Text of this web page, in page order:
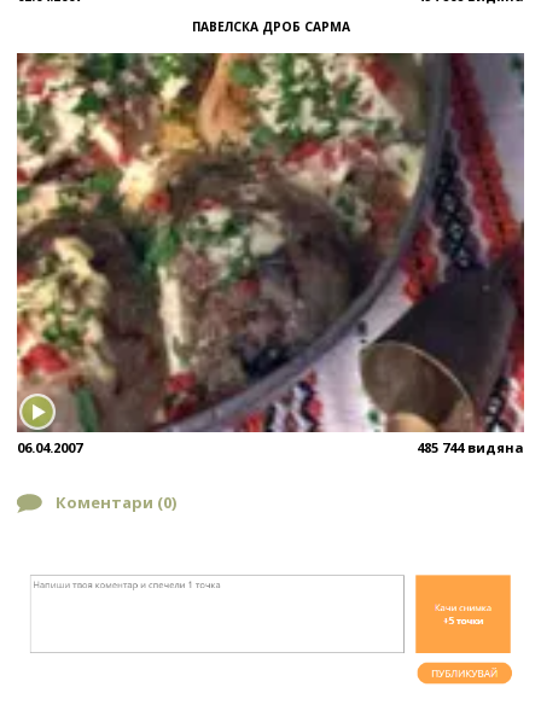
ПАВЕЛСКА ДРОБ САРМА
06.04.2007 485 744 видяна
Коментари (0)